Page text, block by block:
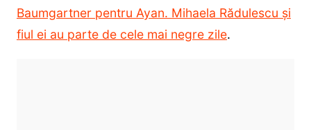
Baumgartner pentru Ayan. Mihaela Rădulescu și
fiul ei au parte de cele mai negre zile.